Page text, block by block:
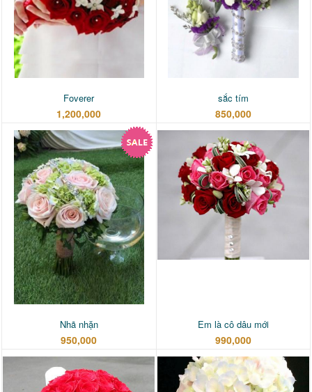
Foverer
1,200,000
sắc tím
850,000
Nhã nhặn
950,000
Em là cô dâu mới
990,000